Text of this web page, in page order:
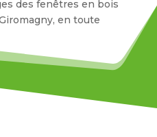
des fenêtres en bois
en toute